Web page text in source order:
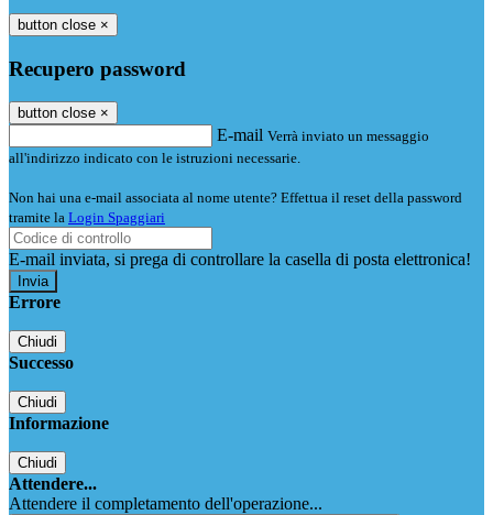
button close ×
Recupero password
button close ×
E-mail Verrà inviato un messaggio
all'indirizzo indicato con le istruzioni necessarie.
Non hai una e-mail associata al nome utente? Effettua il reset della password
tramite la Login Spaggiari
E-mail inviata, si prega di controllare la casella di posta elettronica!
Errore
Chiudi
Successo
Chiudi
Informazione
Chiudi
Attendere...
Attendere il completamento dell'operazione...